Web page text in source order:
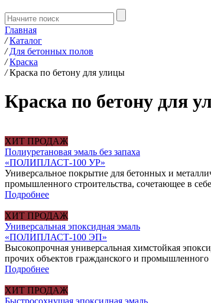
Главная
/ Каталог
/ Для бетонных полов
/ Краска
/ Краска по бетону для улицы
Краска по бетону для
ХИТ ПРОДАЖ
Полиуретановая эмаль без запаха
«ПОЛИПЛАСТ-100 УР»
Универсальное покрытие для бетонных и
промышленного строительства, сочетающее в
Подробнее
ХИТ ПРОДАЖ
Универсальная эпоксидная эмаль
«ПОЛИПЛАСТ-100 ЭП»
Высокопрочная универсальная химстойкая
прочих объектов гражданского и промышленного
Подробнее
ХИТ ПРОДАЖ
Быстросохнущая эпоксидная эмаль